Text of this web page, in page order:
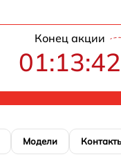
Конец акции
01:13:42
Модели